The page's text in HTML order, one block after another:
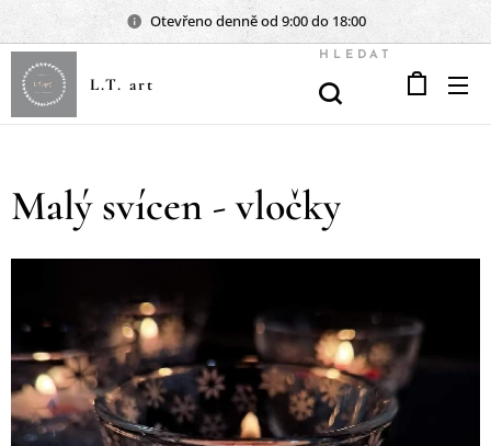
Otevřeno denně od 9:00 do 18:00
L.T. art
HLEDAT
Malý svícen - vločky